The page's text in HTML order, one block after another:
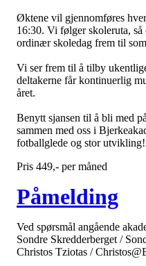
Øktene vil gjennomføres
16:30. Vi følger skoleruta,
ordinær skoledag frem til
Vi ser frem til å tilby
deltakerne får kontinuerlig
året.
Benytt sjansen til å bli med
sammen med oss i
fotballglede og stor utvikling!
Pris 449,- per måned
Påmelding
Ved spørsmål angående
Sondre Skredderberget /
Christos Tziotas /